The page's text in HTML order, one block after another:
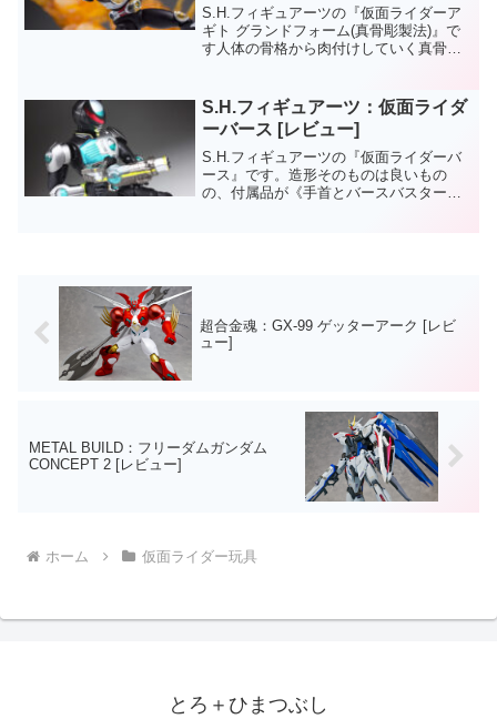
S.H.フィギュアーツの『仮面ライダーア
ギト グランドフォーム(真骨彫製法)』で
す人体の骨格から肉付けしていく真骨彫
本体を構成するする素材など細かく設計
されて、アギトで...
S.H.フィギュアーツ：仮面ライダ
ーバース [レビュー]
S.H.フィギュアーツの『仮面ライダーバ
ース』です。造形そのものは良いもの
の、付属品が《手首とバースバスター》
超合金魂：GX-99 ゲッターアーク [レビ
ュー]
METAL BUILD：フリーダムガンダム
CONCEPT 2 [レビュー]
ホーム 仮面ライダー玩具
とろ＋ひまつぶし